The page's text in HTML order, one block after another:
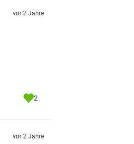
vor 2 Jahre
2
vor 2 Jahre